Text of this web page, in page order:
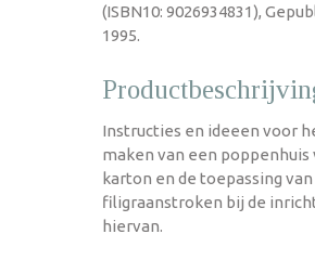
(ISBN10: 9026934831),
1995.
Instructies en ideeen voor
maken van een poppenhuis
karton en de toepassing van
filigraanstroken bij de
hiervan.